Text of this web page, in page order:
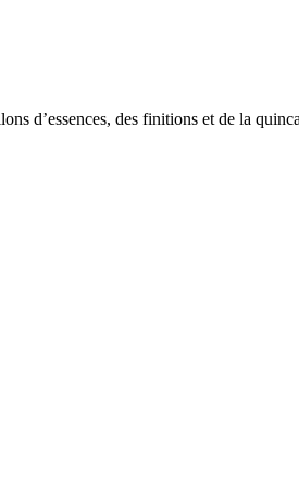
d’essences, des finitions et de la